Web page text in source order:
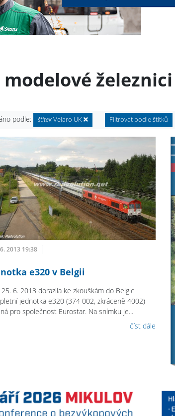
železnici
podle:
štítekVelaro UK Filtrovat podle štítků
2013 19:38
e320 v Belgii
6. 2013 dorazila ke zkouškám do Belgie
jednotka e320 (374 002, zkráceně 4002)
pro společnost Eurostar. Na snímku je...
číst dále